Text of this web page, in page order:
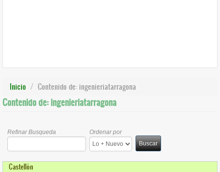
Inicio Contenido de: ingenieriatarragona
Contenido de: ingenieriatarragona
Refinar Busqueda
Ordenar por
Buscar
Castellón